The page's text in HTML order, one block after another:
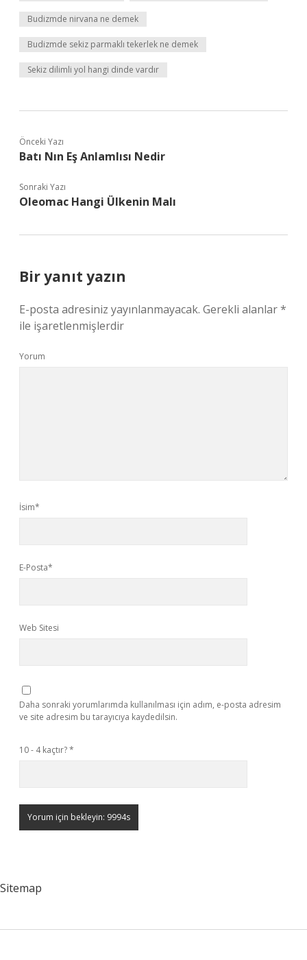
Budizmde nirvana ne demek
Budizmde sekiz parmaklı tekerlek ne demek
Sekiz dilimli yol hangi dinde vardır
Önceki Yazı
Batı Nın Eş Anlamlısı Nedir
Sonraki Yazı
Oleomac Hangi Ülkenin Malı
Bir yanıt yazın
E-posta adresiniz yayınlanmayacak. Gerekli alanlar*
ile işaretlenmişlerdir
Yorum
İsim*
E-Posta*
Web Sitesi
Daha sonraki yorumlarımda kullanılması için adım, e-posta adresim
ve site adresim bu tarayıcıya kaydedilsin.
10 - 4 kaçtır?*
Sitemap